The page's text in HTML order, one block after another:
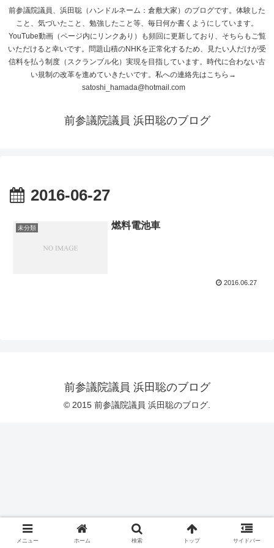
前参議院議員、浜田聡（ハンドルネーム：倉敷大家）のブログです。体験した
こと、気づいたこと、勉強したこと等、毎日何か書くようにしています。
YouTube動画（ページ内にリンクあり）も頻回に更新しており、そちらもご覧
いただけると幸いです。問題山積のNHKを正常化するため、見たい人だけが受
信料を払う制度（スクランブル化）実現を目指しています。時代に合わない古
い規制の改革を進めていきたいです。私への連絡先はこちら→
satoshi_hamada@hotmail.com
前参議院議員 浜田聡のブログ
2016-06-27
未分類 燃料電池車
2016.06.27
前参議院議員 浜田聡のブログ
© 2015 前参議院議員 浜田聡のブログ.
メニュー ホーム 検索 トップ サイドバー